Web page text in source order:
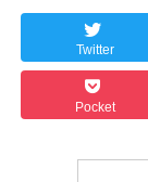
Twitter
Pocket